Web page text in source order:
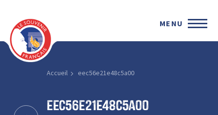
MENU
Accueil eec56e21e48c5a00
eec56e21e48c5a00